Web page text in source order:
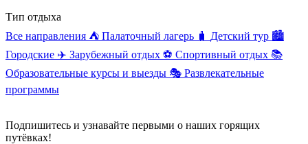
Тип отдыха
Все направления ⛺ Палаточный лагерь 🧳 Детский тур 🏙️
Городские ✈️ Зарубежный отдых ⚽ Спортивный отдых 📚
Образовательные курсы и выезды 🎭 Развлекательные
программы
Подпишитесь и узнавайте первыми о наших горящих
путёвках!